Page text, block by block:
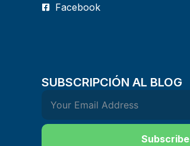
Facebook
SUBSCRIPCIÓN AL BLOG
Subscribe